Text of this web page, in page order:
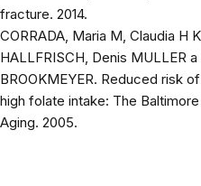
fracture. 2014.
CORRADA, Maria M, Claudia H
HALLFRISCH, Denis MULLER a
BROOKMEYER. Reduced risk
high folate intake: The
Aging. 2005.